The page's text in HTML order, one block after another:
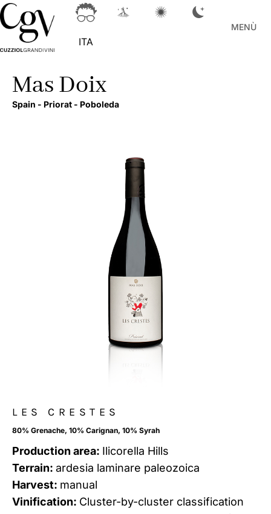
ITA
MENÙ
Mas Doix
Spain - Priorat - Poboleda
LES CRESTES
80% Grenache, 10% Carignan, 10% Syrah
Production area: Ilicorella Hills
Terrain: ardesia laminare paleozoica
Harvest: manual
Vinification: Cluster-by-cluster classification